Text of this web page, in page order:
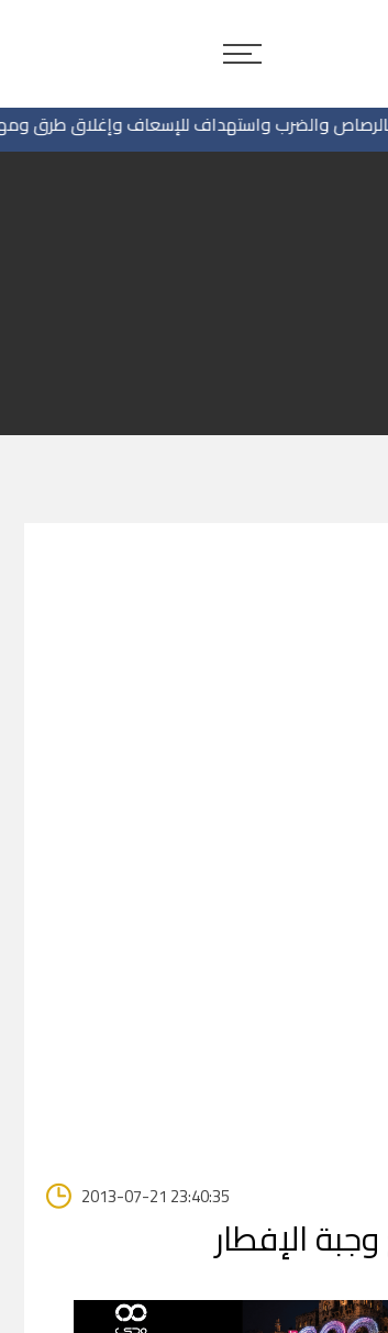
والضرب واستهداف للإسعاف وإغلاق طرق
2013-07-21 23:40:35
الإفطار